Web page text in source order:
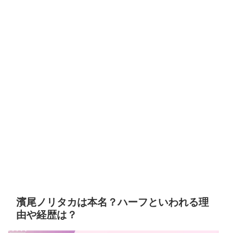
濱尾ノリタカは本名？ハーフといわれる理
由や経歴は？